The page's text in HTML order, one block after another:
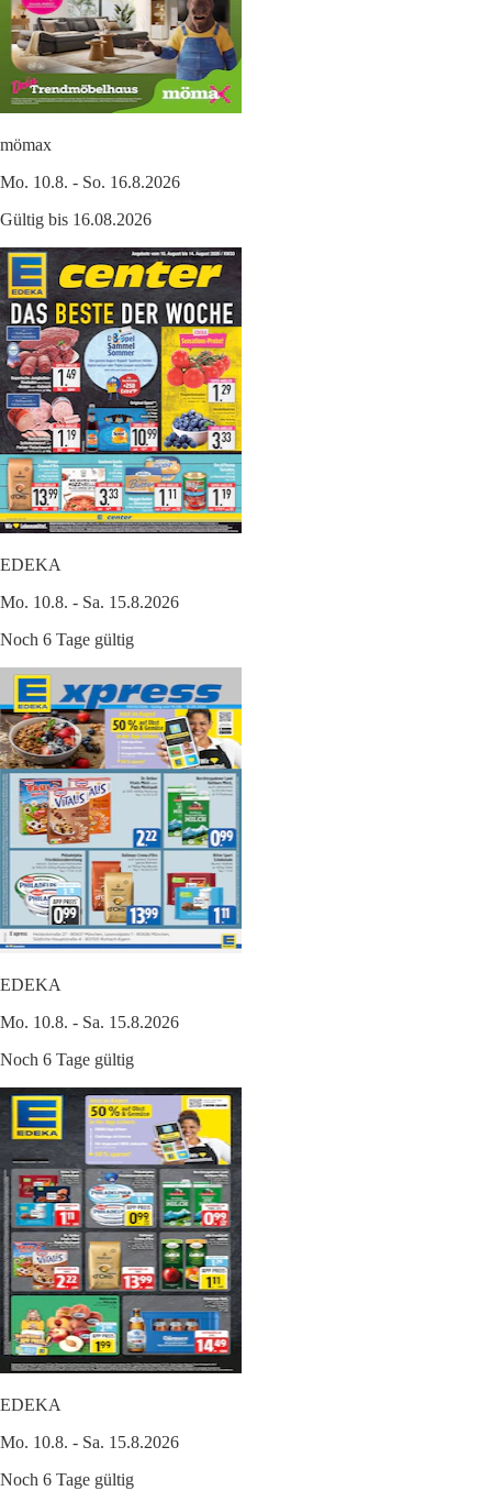
mömax
Mo. 10.8. - So. 16.8.2026
Gültig bis 16.08.2026
EDEKA
Mo. 10.8. - Sa. 15.8.2026
Noch 6 Tage gültig
EDEKA
Mo. 10.8. - Sa. 15.8.2026
Noch 6 Tage gültig
EDEKA
Mo. 10.8. - Sa. 15.8.2026
Noch 6 Tage gültig